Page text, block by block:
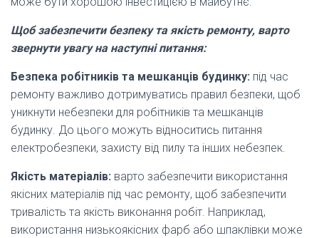
Щоб забезпечити безпеку та якість ремонту, варто
звернути увагу на наступні питання:
Безпека робітників та мешканців будинку: під час
ремонту важливо дотримуватись правил безпеки, щоб
уникнути небезпеки для робітників та мешканців
будинку. До цього можуть відноситись питання
електробезпеки, захисту від пилу та інших небезпек.
Якість матеріалів: варто забезпечити використання
якісних матеріалів під час ремонту, щоб забезпечити
тривалість та якість виконання робіт. Наприклад,
використання низькоякісних фарб або шпаклівки може